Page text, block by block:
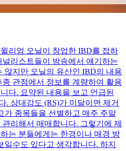
리엄 오닐이 창업한 IBD를 접하
리스트들이 방송에서 얘기하는
않지만 오닐의 유산인 IBD의 내용
관점에서 정보를 계량하여 활용
다. 요약된 내용을 보고 언급된
. 상대강도 (RS)가 미달이면 제거
가 종목들을 선별하고 매주 주말
리해서 매매합니다. 그렇기에 제
는 분들에게는 한경이나 매경 방
수도 있다고 생각합니다. 하지